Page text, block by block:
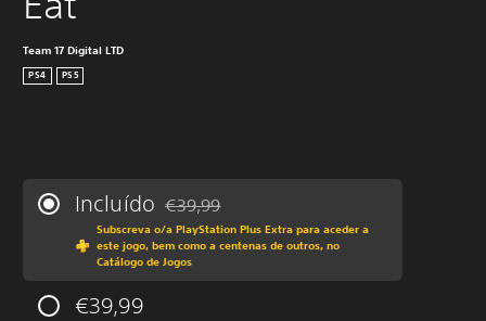
Team 17 Digital LTD
PS4 PS5
Incluído Com desconto em relação ao preço original
€39,99
Subscreva o/a PlayStation Plus Extra para aceder a
este jogo, bem como a centenas de outros, no
Catálogo de Jogos
€39,99